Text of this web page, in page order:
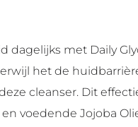
dagelijks met Daily
het de
cleanser. Dit
en voedende Jojoba